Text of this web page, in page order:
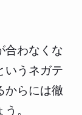
合わなくな
いうネガテ
からには徹
。